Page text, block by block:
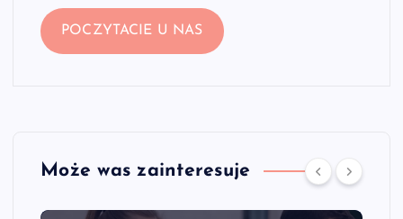
POCZYTACIE U NAS
Może was zainteresuje